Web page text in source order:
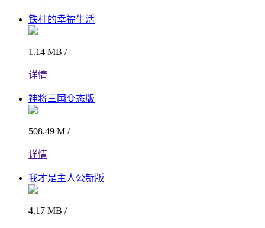
铁柱的幸福生活
1.14 MB /
详情
神将三国变态版
508.49 M /
详情
我才是主人公新版
4.17 MB /